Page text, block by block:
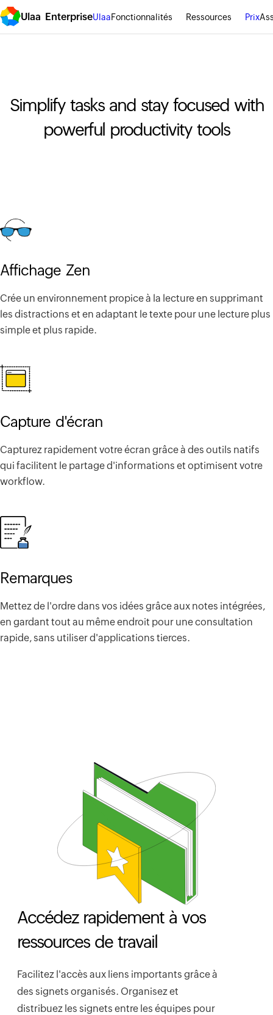
Ulaa EnterpriseUlaaFonctionnalités Ressources Prix
Simplify tasks and stay focused with
powerful productivity tools
Affichage Zen
Crée un environnement propice à la lecture en supprimant
les distractions et en adaptant le texte pour une lecture plus
simple et plus rapide.
Capture d'écran
Capturez rapidement votre écran grâce à des outils natifs
qui facilitent le partage d'informations et optimisent votre
workflow.
Remarques
Mettez de l'ordre dans vos idées grâce aux notes intégrées,
en gardant tout au même endroit pour une consultation
rapide, sans utiliser d'applications tierces.
Accédez rapidement à vos
ressources de travail
Facilitez l'accès aux liens importants grâce à
des signets organisés. Organisez et
distribuez les signets entre les équipes pour